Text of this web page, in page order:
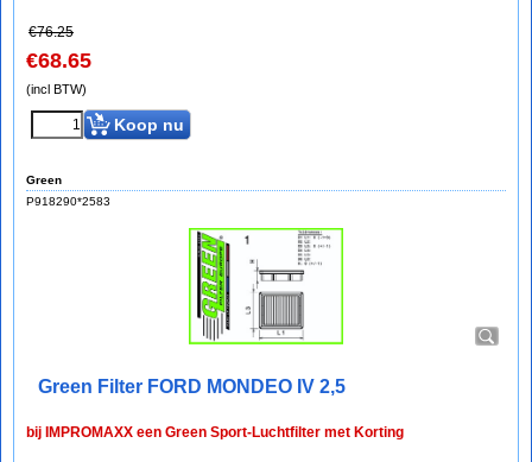
€76.25
€68.65
(incl BTW)
Koop nu
Green
P918290*2583
Green Filter FORD MONDEO IV 2,5
bij IMPROMAXX een Green Sport-Luchtfilter met Korting